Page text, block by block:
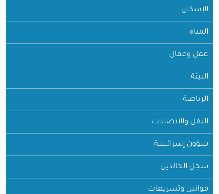
الإسكان
المياه
عمل وعمال
البيئة
الرياضة
النقل والاتصالات
شؤون إسرائيلية
سجل الخالدين
قوانين وتشريعات